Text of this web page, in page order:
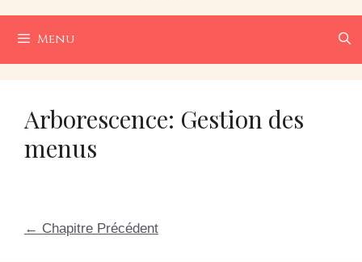
Menu
Arborescence: Gestion des
menus
← Chapitre Précédent